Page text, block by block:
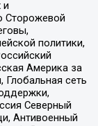
и
Сторожевой
политики,
Америка за
сеть
Северный
Антивоенный